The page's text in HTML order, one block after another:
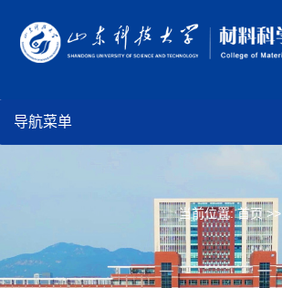
导航菜单
当前位置:首页>>